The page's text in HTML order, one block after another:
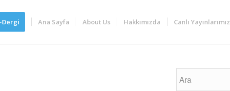
Dergi Ana Sayfa About Us Hakkımızda Canlı Yayınlarımız